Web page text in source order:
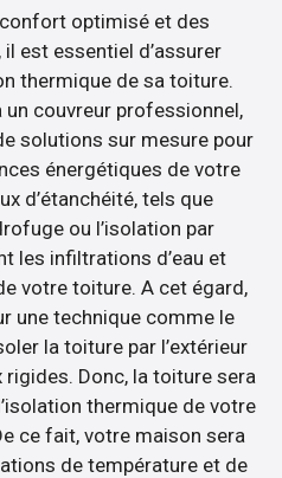
confort optimisé et des
il est essentiel d’assurer
thermique de sa toiture.
couvreur professionnel,
solutions sur mesure pour
énergétiques de votre
d’étanchéité, tels que
ou l’isolation par
les infiltrations d’eau et
votre toiture. A cet égard,
une technique comme le
la toiture par l’extérieur
Donc, la toiture sera
thermique de votre
ce fait, votre maison sera
de température et de